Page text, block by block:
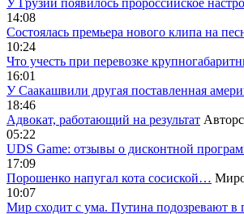
У Грузии появилось пророссийское
14:08
Cостоялась премьера нового клипа на
10:24
Что учесть при перевозке
16:01
У Саакашвили другая поставленная
18:46
Адвокат, работающий на результат
05:22
UDS Game: отзывы о дисконтной
17:09
Порошенко напугал кота сосиской…
10:07
Мир сходит с ума. Путина подозревают в